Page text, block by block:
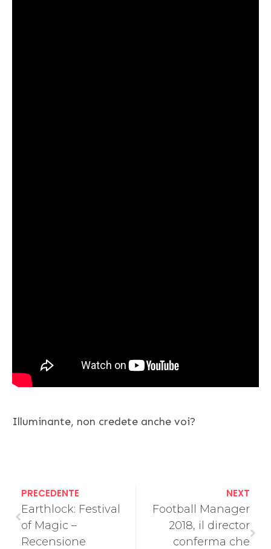
Illuminante, non credete anche voi?
PRECEDENTE
Earthlock: Festival
of Magic –
Recensione
NEXT
Football Manager
2018, il director
conferma che